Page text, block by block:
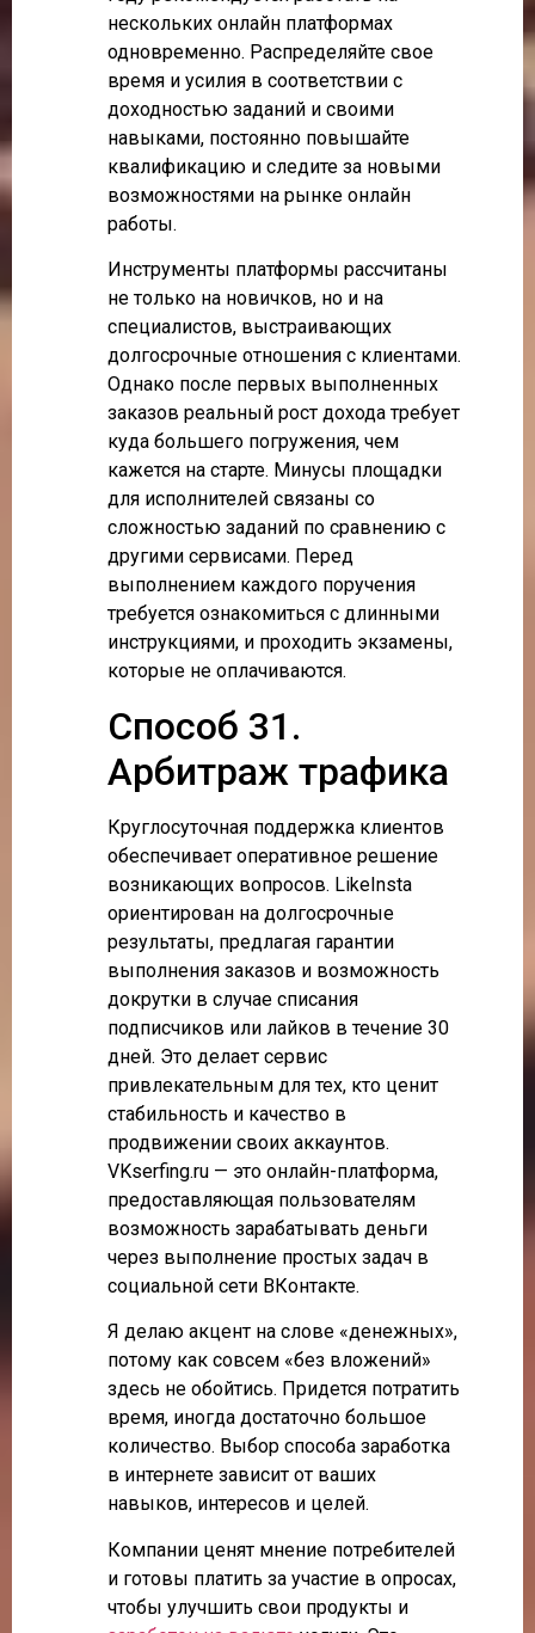
нескольких онлайн платформах
одновременно. Распределяйте свое
время и усилия в соответствии с
доходностью заданий и своими
навыками, постоянно повышайте
квалификацию и следите за новыми
возможностями на рынке онлайн
работы.
Инструменты платформы рассчитаны
не только на новичков, но и на
специалистов, выстраивающих
долгосрочные отношения с клиентами.
Однако после первых выполненных
заказов реальный рост дохода требует
куда большего погружения, чем
кажется на старте. Минусы площадки
для исполнителей связаны со
сложностью заданий по сравнению с
другими сервисами. Перед
выполнением каждого поручения
требуется ознакомиться с длинными
инструкциями, и проходить экзамены,
которые не оплачиваются.
Способ 31.
Арбитраж трафика
Круглосуточная поддержка клиентов
обеспечивает оперативное решение
возникающих вопросов. LikeInsta
ориентирован на долгосрочные
результаты, предлагая гарантии
выполнения заказов и возможность
докрутки в случае списания
подписчиков или лайков в течение 30
дней. Это делает сервис
привлекательным для тех, кто ценит
стабильность и качество в
продвижении своих аккаунтов.
VKserfing.ru — это онлайн-платформа,
предоставляющая пользователям
возможность зарабатывать деньги
через выполнение простых задач в
социальной сети ВКонтакте.
Я делаю акцент на слове «денежных»,
потому как совсем «без вложений»
здесь не обойтись. Придется потратить
время, иногда достаточно большое
количество. Выбор способа заработка
в интернете зависит от ваших
навыков, интересов и целей.
Компании ценят мнение потребителей
и готовы платить за участие в опросах,
чтобы улучшить свои продукты и